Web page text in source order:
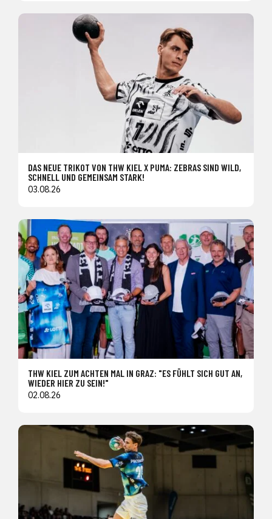
DAS NEUE TRIKOT VON THW KIEL X PUMA: ZEBRAS SIND WILD,
SCHNELL UND GEMEINSAM STARK!
03.08.26
THW KIEL ZUM ACHTEN MAL IN GRAZ: "ES FÜHLT SICH GUT AN,
WIEDER HIER ZU SEIN!"
02.08.26